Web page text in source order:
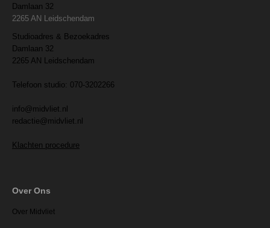
Damlaan 32
2265 AN Leidschendam
Studioadres & Bezoekadres
Damlaan 32
2265 AN Leidschendam
Telefoon studio: 070-3202266
info@midvliet.nl
redactie@midvliet.nl
Klachten procedure
Over Ons
Over Midvliet